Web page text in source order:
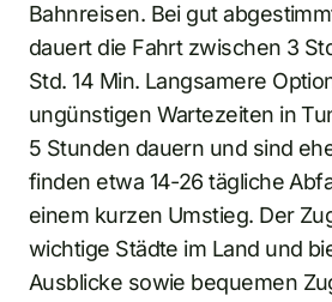
Bahnreisen. Bei gut
dauert die Fahrt zwischen 3
Std. 14 Min. Langsamere
ungünstigen Wartezeiten in
5 Stunden dauern und sind
finden etwa 14-26 tägliche
einem kurzen Umstieg. Der
wichtige Städte im Land und
Ausblicke sowie bequemen